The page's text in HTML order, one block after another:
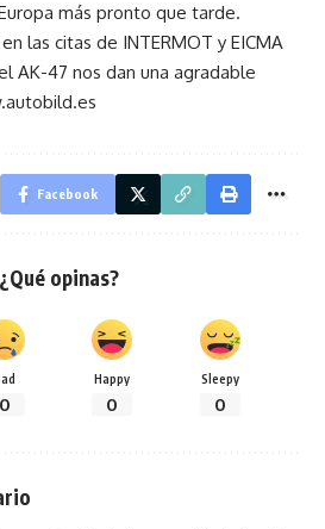
más pronto que tarde.
las citas de INTERMOT y EICMA
AK-47 nos dan una agradable
Facebook
¿Qué opinas?
0
Happy
0
Sleepy
0